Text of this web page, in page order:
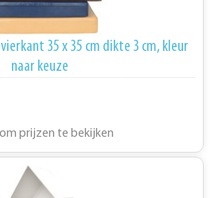
35 x 35 cm dikte 3 cm, kleur
naar keuze
prijzen te bekijken